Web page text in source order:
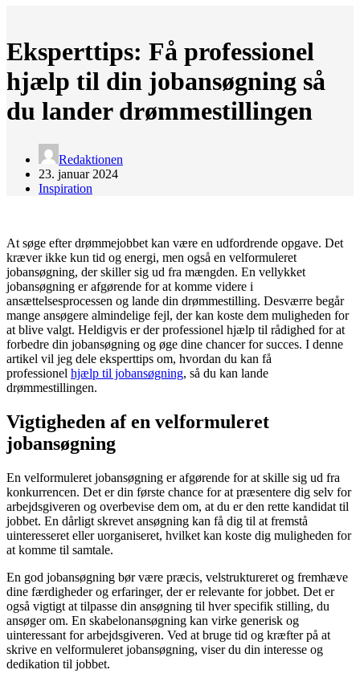
Eksperttips: Få professionel
hjælp til din jobansøgning så
du lander drømmestillingen
Redaktionen
23. januar 2024
Inspiration
At søge efter drømmejobbet kan være en udfordrende opgave. Det
kræver ikke kun tid og energi, men også en velformuleret
jobansøgning, der skiller sig ud fra mængden. En vellykket
jobansøgning er afgørende for at komme videre i
ansættelsesprocessen og lande din drømmestilling. Desværre begår
mange ansøgere almindelige fejl, der kan koste dem muligheden for
at blive valgt. Heldigvis er der professionel hjælp til rådighed for at
forbedre din jobansøgning og øge dine chancer for succes. I denne
artikel vil jeg dele eksperttips om, hvordan du kan få
professionel hjælp til jobansøgning, så du kan lande
drømmestillingen.
Vigtigheden af en velformuleret
jobansøgning
En velformuleret jobansøgning er afgørende for at skille sig ud fra
konkurrencen. Det er din første chance for at præsentere dig selv for
arbejdsgiveren og overbevise dem om, at du er den rette kandidat til
jobbet. En dårligt skrevet ansøgning kan få dig til at fremstå
uinteresseret eller uorganiseret, hvilket kan koste dig muligheden for
at komme til samtale.
En god jobansøgning bør være præcis, velstruktureret og fremhæve
dine færdigheder og erfaringer, der er relevante for jobbet. Det er
også vigtigt at tilpasse din ansøgning til hver specifik stilling, du
ansøger om. En skabelonansøgning kan virke generisk og
uinteressant for arbejdsgiveren. Ved at bruge tid og kræfter på at
skrive en velformuleret jobansøgning, viser du din interesse og
dedikation til jobbet.